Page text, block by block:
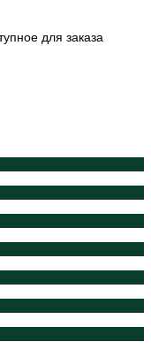
для заказа